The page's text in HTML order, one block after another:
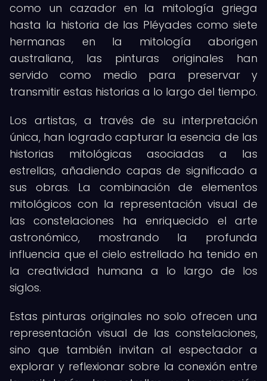
como un cazador en la mitología griega
hasta la historia de las Pléyades como siete
hermanas en la mitología aborigen
australiana, las pinturas originales han
servido como medio para preservar y
transmitir estas historias a lo largo del tiempo.
Los artistas, a través de su interpretación
única, han logrado capturar la esencia de las
historias mitológicas asociadas a las
estrellas, añadiendo capas de significado a
sus obras. La combinación de elementos
mitológicos con la representación visual de
las constelaciones ha enriquecido el arte
astronómico, mostrando la profunda
influencia que el cielo estrellado ha tenido en
la creatividad humana a lo largo de los
siglos.
Estas pinturas originales no solo ofrecen una
representación visual de las constelaciones,
sino que también invitan al espectador a
explorar y reflexionar sobre la conexión entre